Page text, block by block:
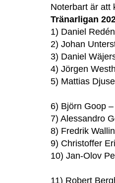
Noterbart är att
Tränarligan
1) Daniel
2) Johan
3) Daniel
4) Jörgen
5) Mattias
6) Björn Goop
7) Alessandro
8) Fredrik
9) Christoffer
10) Jan-Olov
11) Robert